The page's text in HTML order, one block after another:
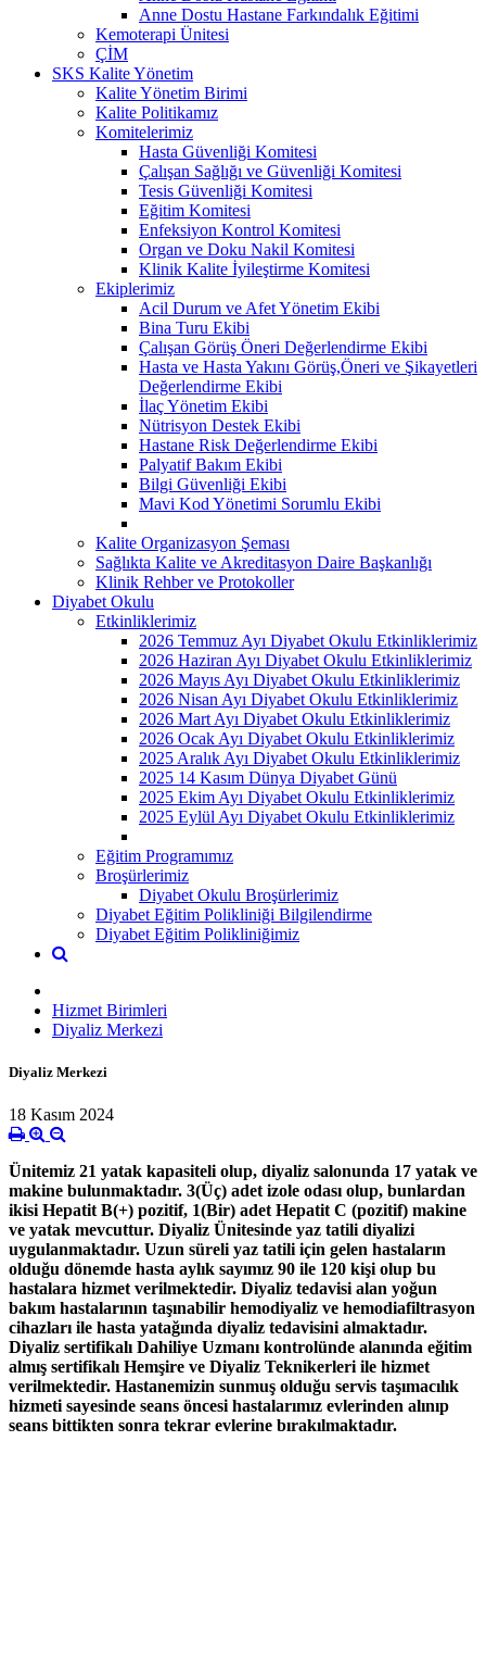
Anne Dostu Hastane Farkındalık Eğitimi
Kemoterapi Ünitesi
ÇİM
SKS Kalite Yönetim
Kalite Yönetim Birimi
Kalite Politikamız
Komitelerimiz
Hasta Güvenliği Komitesi
Çalışan Sağlığı ve Güvenliği Komitesi
Tesis Güvenliği Komitesi
Eğitim Komitesi
Enfeksiyon Kontrol Komitesi
Organ ve Doku Nakil Komitesi
Klinik Kalite İyileştirme Komitesi
Ekiplerimiz
Acil Durum ve Afet Yönetim Ekibi
Bina Turu Ekibi
Çalışan Görüş Öneri Değerlendirme Ekibi
Hasta ve Hasta Yakını Görüş,Öneri ve Şikayetleri
Değerlendirme Ekibi
İlaç Yönetim Ekibi
Nütrisyon Destek Ekibi
Hastane Risk Değerlendirme Ekibi
Palyatif Bakım Ekibi
Bilgi Güvenliği Ekibi
Mavi Kod Yönetimi Sorumlu Ekibi
Kalite Organizasyon Şeması
Sağlıkta Kalite ve Akreditasyon Daire Başkanlığı
Klinik Rehber ve Protokoller
Diyabet Okulu
Etkinliklerimiz
2026 Temmuz Ayı Diyabet Okulu Etkinliklerimiz
2026 Haziran Ayı Diyabet Okulu Etkinliklerimiz
2026 Mayıs Ayı Diyabet Okulu Etkinliklerimiz
2026 Nisan Ayı Diyabet Okulu Etkinliklerimiz
2026 Mart Ayı Diyabet Okulu Etkinliklerimiz
2026 Ocak Ayı Diyabet Okulu Etkinliklerimiz
2025 Aralık Ayı Diyabet Okulu Etkinliklerimiz
2025 14 Kasım Dünya Diyabet Günü
2025 Ekim Ayı Diyabet Okulu Etkinliklerimiz
2025 Eylül Ayı Diyabet Okulu Etkinliklerimiz
Eğitim Programımız
Broşürlerimiz
Diyabet Okulu Broşürlerimiz
Diyabet Eğitim Polikliniği Bilgilendirme
Diyabet Eğitim Polikliniğimiz
Hizmet Birimleri
Diyaliz Merkezi
Diyaliz Merkezi
18 Kasım 2024
Ünitemiz 21 yatak kapasiteli olup, diyaliz salonunda 17 yatak ve
makine bulunmaktadır. 3(Üç) adet izole odası olup, bunlardan
ikisi Hepatit B(+) pozitif, 1(Bir) adet Hepatit C (pozitif) makine
ve yatak mevcuttur. Diyaliz Ünitesinde yaz tatili diyalizi
uygulanmaktadır. Uzun süreli yaz tatili için gelen hastaların
olduğu dönemde hasta aylık sayımız 90 ile 120 kişi olup bu
hastalara hizmet verilmektedir. Diyaliz tedavisi alan yoğun
bakım hastalarının taşınabilir hemodiyaliz ve hemodiafiltrasyon
cihazları ile hasta yatağında diyaliz tedavisini almaktadır.
Diyaliz sertifikalı Dahiliye Uzmanı kontrolünde alanında eğitim
almış sertifikalı Hemşire ve Diyaliz Teknikerleri ile hizmet
verilmektedir. Hastanemizin sunmuş olduğu servis taşımacılık
hizmeti sayesinde seans öncesi hastalarımız evlerinden alınıp
seans bittikten sonra tekrar evlerine bırakılmaktadır.